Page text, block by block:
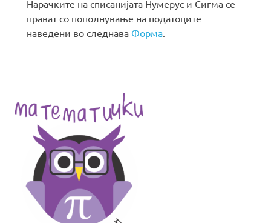
Нарачките на списанијата Нумерус и Сигма се
прават со пополнување на податоците
наведени во следнава Форма